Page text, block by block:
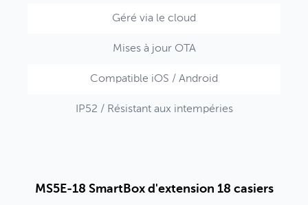
Géré via le cloud
Mises à jour OTA
Compatible iOS / Android
IP52 / Résistant aux intempéries
MS5E-18 SmartBox d'extension 18 casiers